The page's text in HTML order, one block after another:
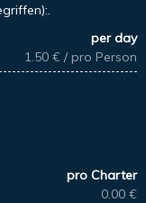
per day
1.50 € / pro Person
pro Charter
0.00 €